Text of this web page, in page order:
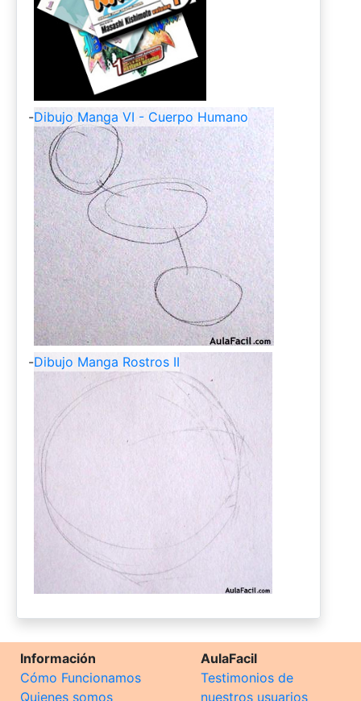
-Dibujo Manga VI - Cuerpo Humano
-Dibujo Manga Rostros II
Información
Cómo Funcionamos
Quienes somos
AulaFacil
Testimonios de
nuestros usuarios